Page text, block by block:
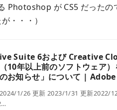
Photoshop が CS5 だったの
・・・）
Suite 6および Creative
10年以上前のソフトウェア
お知らせ」について |
1/26 更新 2023/1/31 更新2022/